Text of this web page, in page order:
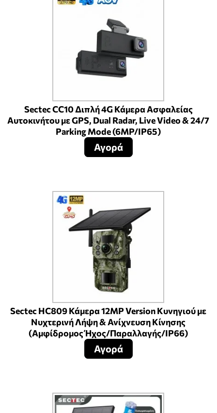
Sectec CC10 Διπλή 4G Κάμερα Ασφαλείας
Αυτοκινήτου με GPS, Dual Radar, Live Video & 24/7
Parking Mode (6MP/IP65)
Αγορά
Sectec HC809 Κάμερα 12MP Version Κυνηγιού με
Νυχτερινή Λήψη & Ανίχνευση Κίνησης
(Αμφίδρομος Ήχος/Παραλλαγής/IP66)
Αγορά